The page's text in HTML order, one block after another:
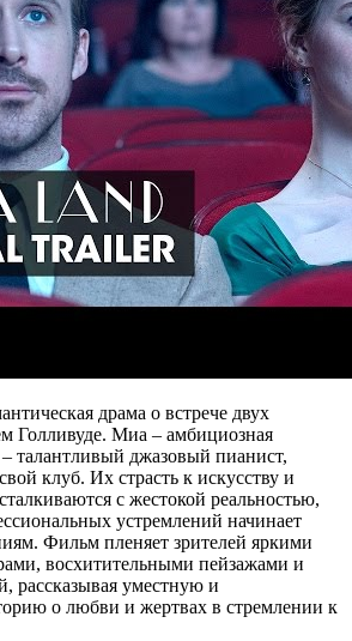
драма о встрече двух
Голливуде. Миа – амбициозная
– талантливый джазовый пианист,
клуб. Их страсть к искусству и
с жестокой реальностью,
устремлений начинает
Фильм пленяет зрителей яркими
восхитительными пейзажами и
рассказывая уместную и
о любви и жертвах в стремлении к